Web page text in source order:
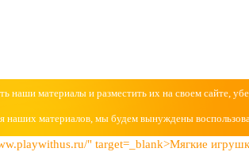
наши материалы и разместить их на своем сайте,
наших материалов, мы будем вынуждены
" target=_blank>Мягкие